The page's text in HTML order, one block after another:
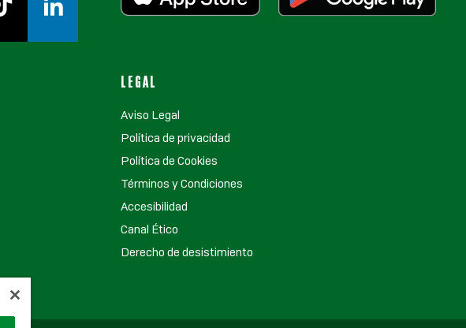
LEGAL
Aviso Legal
Política de privacidad
Política de Cookies
Términos y Condiciones
Accesibilidad
Canal Ético
Derecho de desistimiento